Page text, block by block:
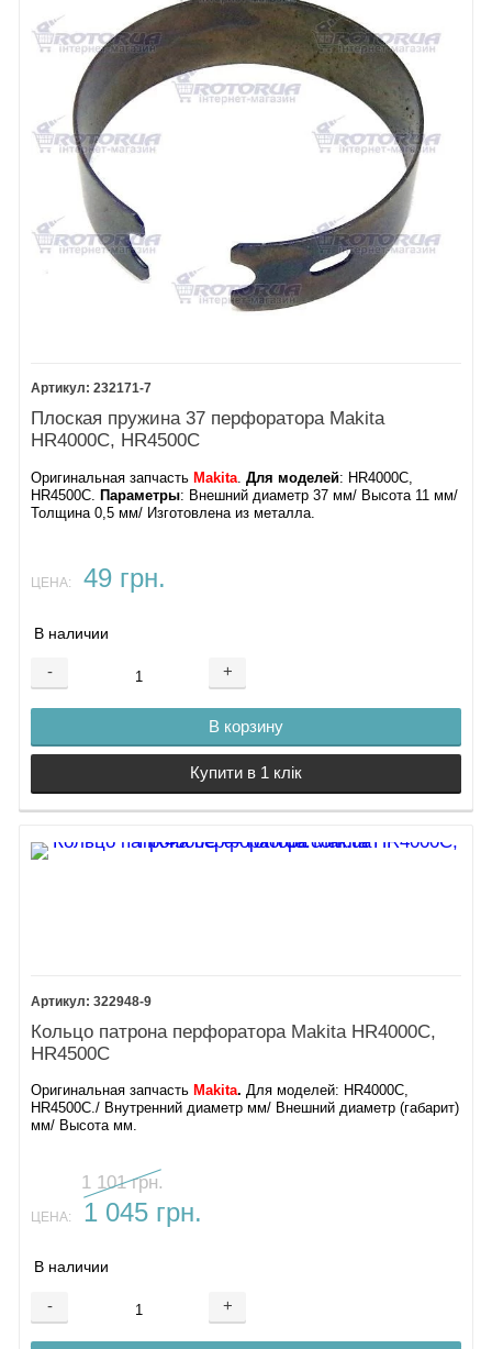
232171-7
Плоская пружина 37 перфоратора Makita
HR4000C, HR4500C
Оригинальная запчасть Makita .Для моделей: HR4000C,
HR4500C.
Параметры: Внешний диаметр 37 мм/ Высота 11 мм/
Толщина 0,5 мм/ Изготовлена из металла.
ЦЕНА: 49 грн.
В наличии
- +
В корзину
Купити в 1 клік
322948-9
Кольцо патрона перфоратора Makita HR4000C,
HR4500C
Оригинальная запчасть Makita. Для моделей: HR4000C,
HR4500C./ Внутренний диаметр мм/ Внешний диаметр (габарит)
мм/ Высота мм.
1 101 грн.
ЦЕНА: 1 045 грн.
В наличии
- +